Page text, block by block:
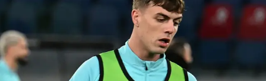
Europa League
Altri Sport